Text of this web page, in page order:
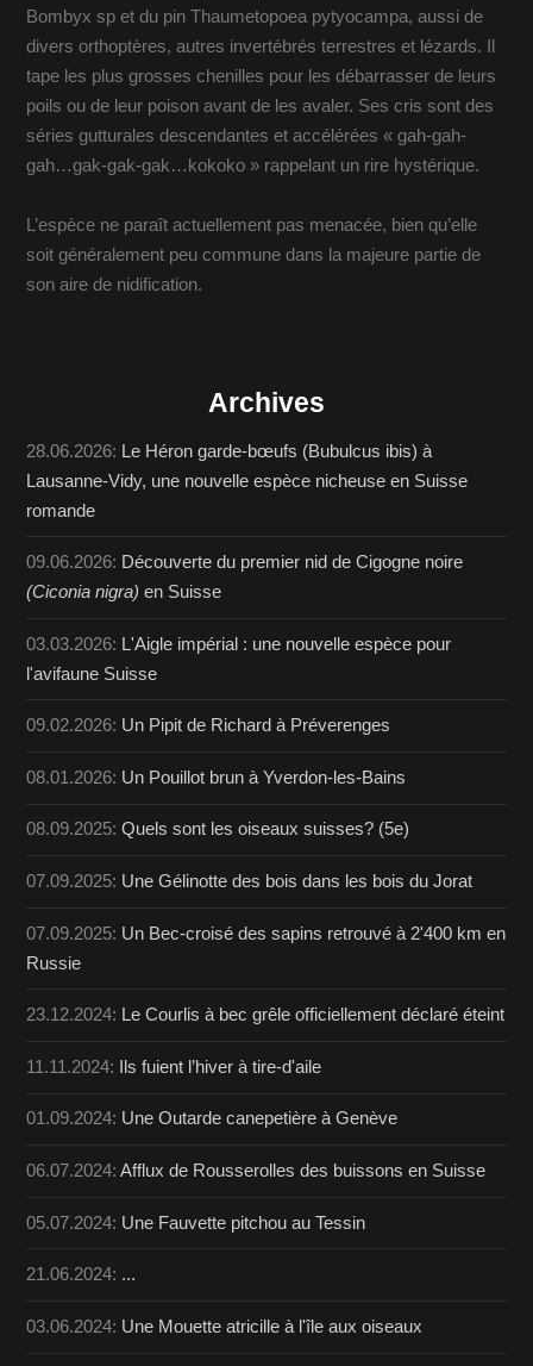
Bombyx sp et du pin Thaumetopoea pytyocampa, aussi de
divers orthoptères, autres invertébrés terrestres et lézards. Il
tape les plus grosses chenilles pour les débarrasser de leurs
poils ou de leur poison avant de les avaler. Ses cris sont des
séries gutturales descendantes et accélérées « gah-gah-
gah…gak-gak-gak…kokoko » rappelant un rire hystérique.
L’espèce ne paraît actuellement pas menacée, bien qu’elle
soit généralement peu commune dans la majeure partie de
son aire de nidification.
Archives
28.06.2026: Le Héron garde-bœufs (Bubulcus ibis) à
Lausanne-Vidy, une nouvelle espèce nicheuse en Suisse
romande
09.06.2026: Découverte du premier nid de Cigogne noire
(Ciconia nigra) en Suisse
03.03.2026: L'Aigle impérial : une nouvelle espèce pour
l'avifaune Suisse
09.02.2026: Un Pipit de Richard à Préverenges
08.01.2026: Un Pouillot brun à Yverdon-les-Bains
08.09.2025:Quels sont les oiseaux suisses? (5e)
07.09.2025: Une Gélinotte des bois dans les bois du Jorat
07.09.2025: Un Bec-croisé des sapins retrouvé à 2'400 km en
Russie
23.12.2024: Le Courlis à bec grêle officiellement déclaré éteint
11.11.2024: Ils fuient l’hiver à tire-d'aile
01.09.2024: Une Outarde canepetière à Genève
06.07.2024:Afflux de Rousserolles des buissons en Suisse
05.07.2024: Une Fauvette pitchou au Tessin
21.06.2024: ...
03.06.2024: Une Mouette atricille à l'île aux oiseaux